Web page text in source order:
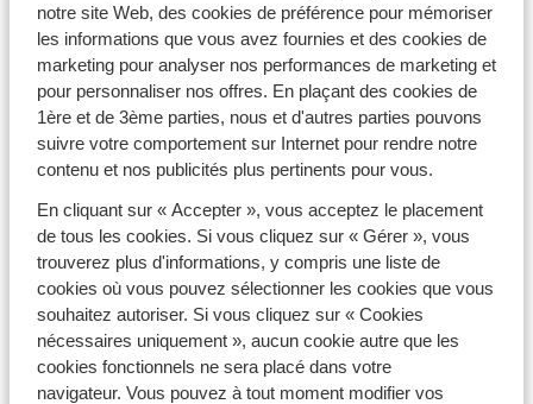
notre site Web, des cookies de préférence pour mémoriser
les informations que vous avez fournies et des cookies de
marketing pour analyser nos performances de marketing et
pour personnaliser nos offres. En plaçant des cookies de
1ère et de 3ème parties, nous et d'autres parties pouvons
suivre votre comportement sur Internet pour rendre notre
contenu et nos publicités plus pertinents pour vous.
En cliquant sur « Accepter », vous acceptez le placement
de tous les cookies. Si vous cliquez sur « Gérer », vous
trouverez plus d'informations, y compris une liste de
cookies où vous pouvez sélectionner les cookies que vous
souhaitez autoriser. Si vous cliquez sur « Cookies
nécessaires uniquement », aucun cookie autre que les
cookies fonctionnels ne sera placé dans votre
navigateur. Vous pouvez à tout moment modifier vos
Nos destinations
Les Arcs
La Plagne
Valfréjus
La Toussuire
Toutes les destinations
Découvrez aussi
Nos Collections
Nos séjours au soleil
Téléchargez l'app Sunweb